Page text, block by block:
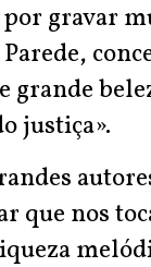
gravar
grande
justiça».
que nos